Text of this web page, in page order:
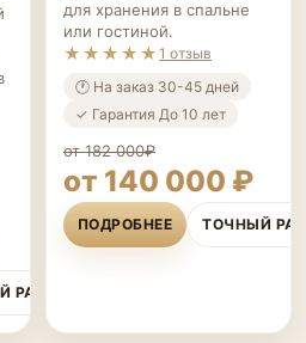
РАСЧЁТ
для хранения в спальне
или гостиной.
★★★★★ 1 отзыв
🕐 На заказ 30-45 дней
✓ Гарантия До 10 лет
от 182 000₽
от 140 000 ₽
ПОДРОБНЕЕ ТОЧНЫЙ